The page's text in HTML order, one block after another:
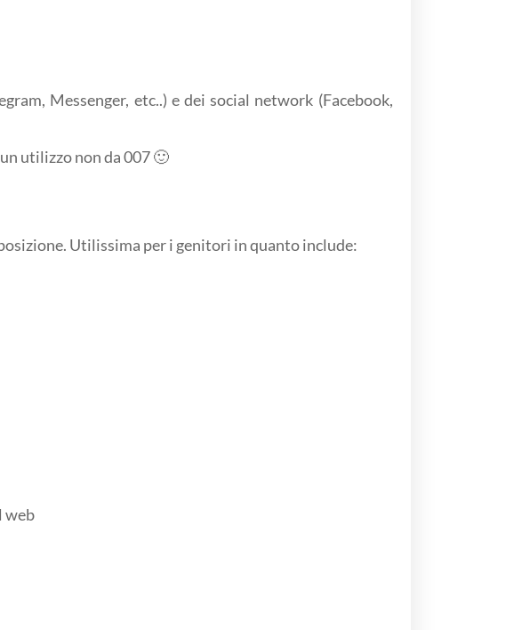
Messenger, etc..) e dei social network (Facebook,
utilizzo non da 007 🙂
Utilissima per i genitori in quanto include:
web